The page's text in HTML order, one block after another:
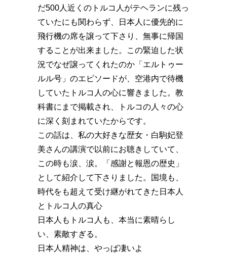
だ500人近くのトルコ人がテヘランに残っ
ていたにも関わらず、日本人に優先的に
飛行機の席を譲って下さり、無事に帰国
することが出来ました。この緊迫した状
況でなぜ譲ってくれたのか️「エルトゥー
ルル号」のエピソードが、空港内で待機
していたトルコ人の心に響きました。教
科書にまで掲載され、トルコの人々の心
に深く刻まれていたからです。
この話は、私の大好きな歴女・白駒妃登
美さんの講演で以前にお聴きしていて、
この時も涙、涙。「感謝と報恩の歴史」
として紹介して下さりました。国境も、
時代をも超えて受け継がれてきた日本人
とトルコ人の真心️
日本人もトルコ人も、本当に素晴らし
い、素敵すぎる。
日本人精神は、やっぱ凄いよ